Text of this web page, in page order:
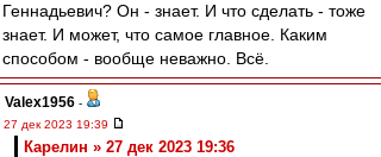
Геннадьевич? Он - знает. И что сделать - тоже
знает. И может, что самое главное. Каким
способом - вообще неважно. Всё.
Valex1956 -
27 дек 2023 19:39
Карелин » 27 дек 2023 19:36